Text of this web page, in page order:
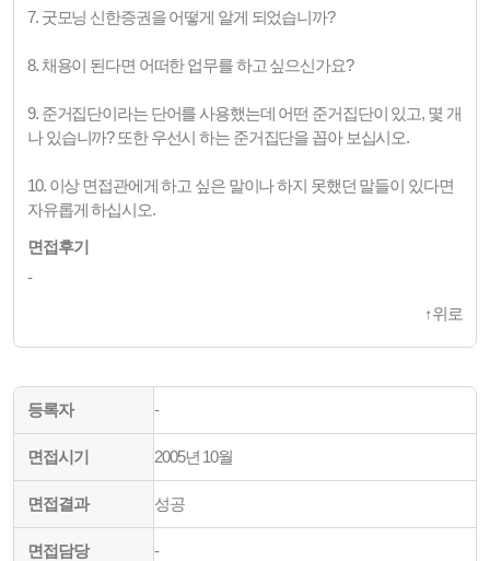
7. 굿모닝 신한증권을 어떻게 알게 되었습니까?
8. 채용이 된다면 어떠한 업무를 하고 싶으신가요?
9. 준거집단이라는 단어를 사용했는데 어떤 준거집단이 있고, 몇 개
나 있습니까? 또한 우선시 하는 준거집단을 꼽아 보십시오.
10. 이상 면접관에게 하고 싶은 말이나 하지 못했던 말들이 있다면
자유롭게 하십시오.
면접후기
-
↑위로
등록자 -
면접시기 2005년 10월
면접결과 성공
면접담당 -